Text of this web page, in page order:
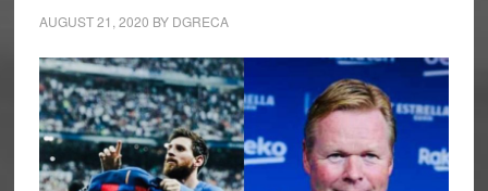
AUGUST 21, 2020 BY DGRECA